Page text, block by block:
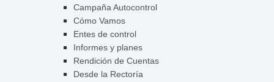
Campaña Autocontrol
Cómo Vamos
Entes de control
Informes y planes
Rendición de Cuentas
Desde la Rectoría